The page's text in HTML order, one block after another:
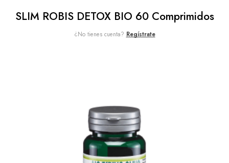
SLIM ROBIS DETOX BIO 60 Comprimidos
¿No tienes cuenta? Regístrate